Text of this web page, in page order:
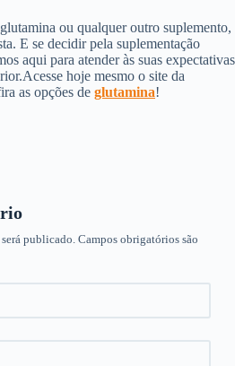
ou qualquer outro suplemento,
E se decidir pela suplementação
aqui para atender às suas expectativas
hoje mesmo o site da
as opções de glutamina!
publicado. Campos obrigatórios são